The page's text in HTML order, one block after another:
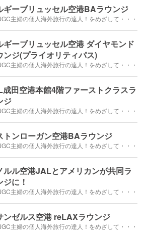
ギーブリュッセル空港BAラウンジ
主婦の個人海外旅行の達人！をめざして・・・
ギーブリュッセル空港 ダイヤモンド
ンジ(プライオリティパス)
主婦の個人海外旅行の達人！をめざして・・・
田空港本館4階ファーストクラスラ
ジ
主婦の個人海外旅行の達人！をめざして・・・
トンローガン空港BAラウンジ
主婦の個人海外旅行の達人！をめざして・・・
ルル空港JALとアメリカンが共同ラ
ジに！
主婦の個人海外旅行の達人！をめざして・・・
ンゼルス空港 reLAXラウンジ
主婦の個人海外旅行の達人！をめざして・・・